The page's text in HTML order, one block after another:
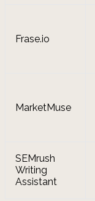
Frase.io
MarketMuse
SEMrush
Writing
Assistant